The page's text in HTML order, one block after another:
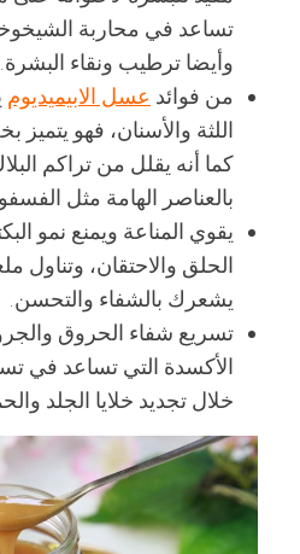
تساعد في محاربة
وأيضا ترطيب ونقاء البشرة.
من فوائد عسل الابيميديوم
اللثة والأسنان، فهو يتميز
كما أنه يقلل من تراكم
بالعناصر الهامة مثل
يقوي المناعة ويمنع نمو
الحلق والاحتقان،
يشعرك بالشفاء والتحسن.
تسريع شفاء الحروق
الأكسدة التي تساعد في
خلال تجديد خلايا الجلد